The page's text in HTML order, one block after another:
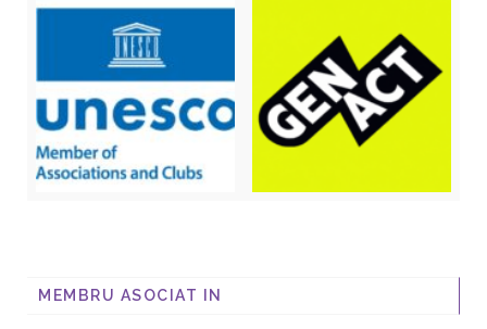
MEMBRU ASOCIAT IN